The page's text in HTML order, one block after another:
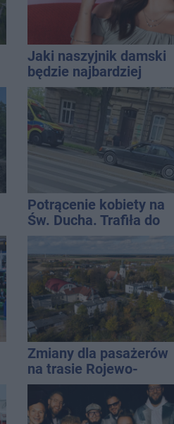
Jaki naszyjnik damski
będzie najbardziej
uniwersalny? Modele,
które pasują do wielu
stylizacji
Potrącenie kobiety na
Św. Ducha. Trafiła do
szpitala
Zmiany dla pasażerów
na trasie Rojewo-
Inowrocław